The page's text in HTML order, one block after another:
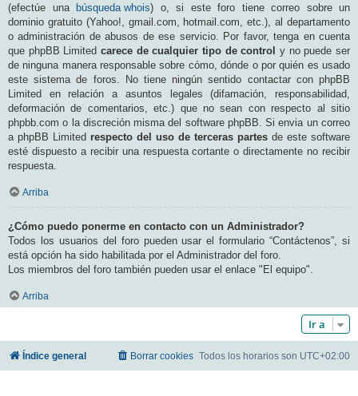
(efectúe una
búsqueda whois) o, si este foro tiene correo sobre un
dominio gratuito (Yahoo!, gmail.com, hotmail.com, etc.), al departamento
o administración de abusos de ese servicio. Por favor, tenga en cuenta
que phpBB Limited carece de cualquier tipo de control y no puede ser
de ninguna manera responsable sobre cómo, dónde o por quién es usado
este sistema de foros. No tiene ningún sentido contactar con phpBB
Limited en relación a asuntos legales (difamación, responsabilidad,
deformación de comentarios, etc.) que no sean con respecto al sitio
phpbb.com o la discreción misma del software phpBB. Si envia un correo
a phpBB Limited respecto del uso de terceras partes de este software
esté dispuesto a recibir una respuesta cortante o directamente no recibir
respuesta.
Arriba
¿Cómo puedo ponerme en contacto con un Administrador?
Todos los usuarios del foro pueden usar el formulario “Contáctenos”, si
está opción ha sido habilitada por el Administrador del foro.
Los miembros del foro también pueden usar el enlace "El equipo".
Arriba
Ir a
Índice general Todos los horarios son UTC+02:00
Borrar cookies